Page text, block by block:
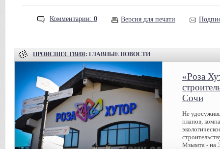
Комментарии: 0 Версия для печати
ПРОИСШЕСТВИЯ: ГЛАВНЫЕ НОВОСТИ
«Роза
Сочи
Не
планов,
Мзымта - на